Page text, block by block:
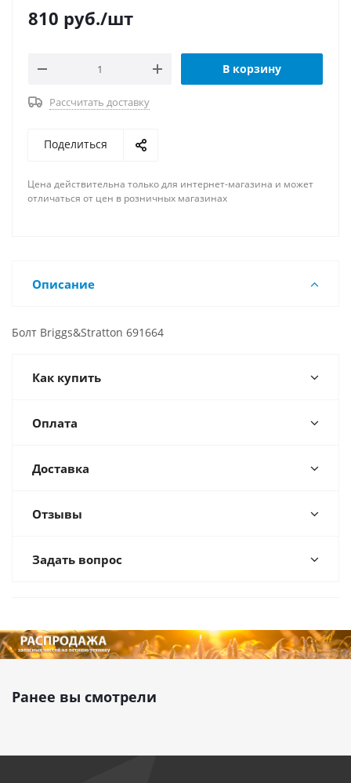
810 руб./шт
В корзину
Рассчитать доставку
Поделиться
Цена действительна только для интернет-магазина и может
отличаться от цен в розничных магазинах
Описание
Болт Briggs&Stratton 691664
Как купить
Оплата
Доставка
Отзывы
Задать вопрос
Ранее вы смотрели